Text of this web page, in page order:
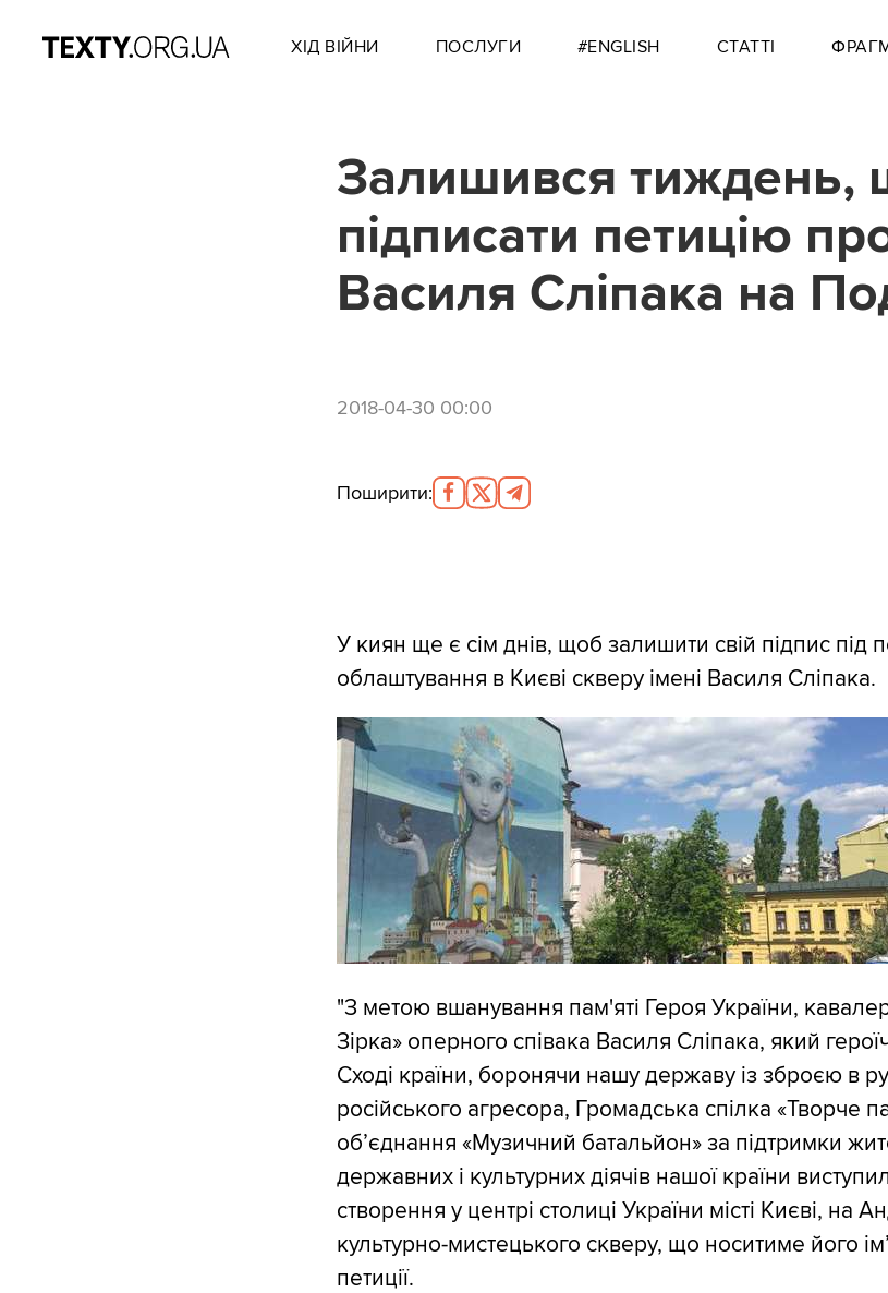
ХІД ВІЙНИ ПОСЛУГИ #ENGLISH СТАТТІ
Залишився тиждень,
підписати петицію
Василя Сліпака на
2018-04-30 00:00
Поширити:
У киян ще є сім днів, щоб залишити свій підпис під
облаштування в Києві скверу імені Василя Сліпака.
"З метою вшанування пам'яті Героя України,
Зірка» оперного співака Василя Сліпака, який
Сході країни, боронячи нашу державу із зброєю в
російського агресора, Громадська спілка «Творче
об’єднання «Музичний батальйон» за підтримки
державних і культурних діячів нашої країни
створення у центрі столиці України місті Києві, на
культурно-мистецького скверу, що носитиме його
петиції.